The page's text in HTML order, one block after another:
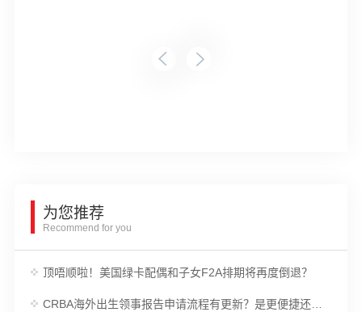
为您推荐
Recommend for you
顶唔顺啦！美国绿卡配偶和子女F2A排期将再度倒退？
CRBA海外出生领事报告申请流程有更新？是更便捷还是更麻烦？